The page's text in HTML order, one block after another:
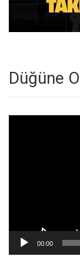
Düğüne
00:00